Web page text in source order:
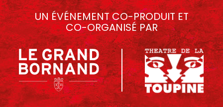
UN ÉVÉNEMENT CO-PRODUIT ET
CO-ORGANISÉ PAR